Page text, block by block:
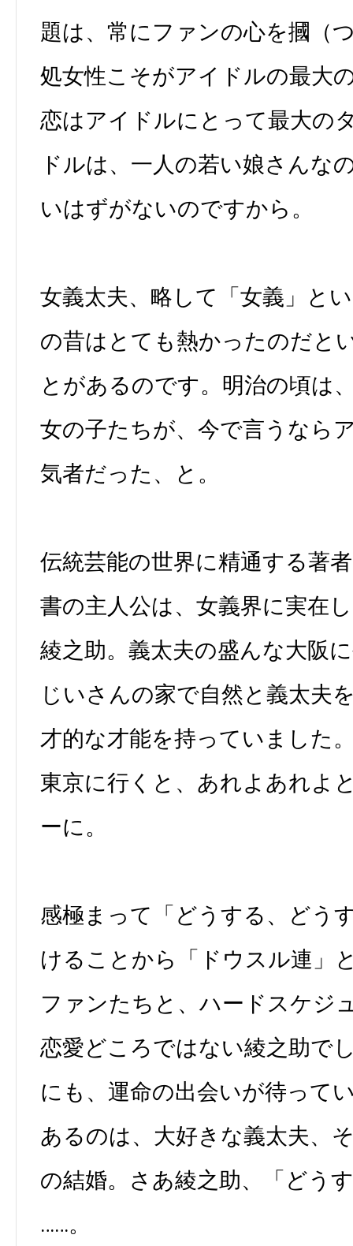
題は、常にファンの心を摑（
処女性こそがアイドルの最大
恋はアイドルにとって最大の
ドルは、一人の若い娘さんな
いはずがないのですから。
女義太夫、略して「女義」と
の昔はとても熱かったのだと
とがあるのです。明治の頃は
女の子たちが、今で言うなら
気者だった、と。
伝統芸能の世界に精通する著
書の主人公は、女義界に実在
綾之助。義太夫の盛んな大阪
じいさんの家で自然と義太夫
才的な才能を持っていました
東京に行くと、あれよあれよ
ーに。
感極まって「どうする、どう
けることから「ドウスル連」
ファンたちと、ハードスケジ
恋愛どころではない綾之助で
にも、運命の出会いが待って
あるのは、大好きな義太夫、
の結婚。さあ綾之助、「どう
……。